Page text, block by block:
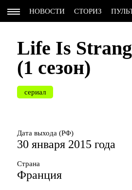
НОВОСТИ СТОРИЗ
Life Is
(1 сезон)
сериал
Дата выхода (РФ)
30 января 2015 года
Страна
Франция